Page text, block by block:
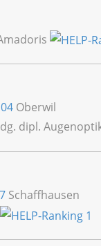
Oberwil
dipl.
Schaffhausen